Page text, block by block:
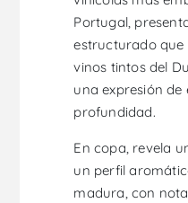
Portugal,
estructurado
vinos tintos del
una expresión de
profundidad.
En copa, revela
un perfil
madura, con